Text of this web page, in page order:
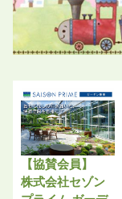
【協賛会員】
株式会社セゾン